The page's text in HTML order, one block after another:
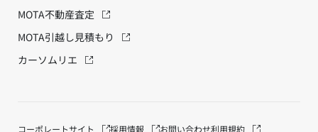
MOTA不動産査定
MOTA引越し見積もり
カーソムリエ
コーポレートサイト 採用情報 お問い合わせ利用規約